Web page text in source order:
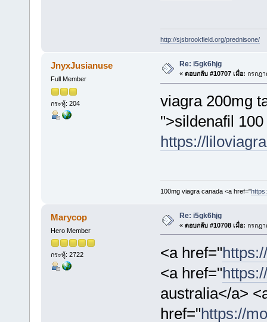
http://sjsbrookfield.org/prednisone/
JnyxJusianuse
Full Member
กระทู้: 204
Re: i5gk6hjg
« ตอบกลับ #10707 เมื่อ: กรกฎา
viagra 200mg
">sildenafil
https://
100mg viagra canada <a href="
Marycop
Hero Member
กระทู้: 2722
Re: i5gk6hjg
« ตอบกลับ #10708 เมื่อ: กรกฎา
<a href="
<a href="
australia</a>
href="https://